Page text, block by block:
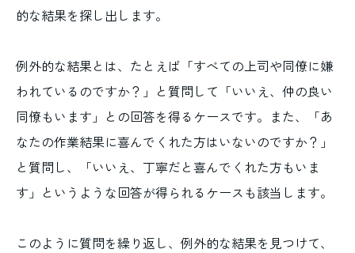
的な結果を探し出します。
例外的な結果とは、たとえば「すべての上司や同僚に嫌
われているのですか？」と質問して「いいえ、仲の良い
同僚もいます」との回答を得るケースです。また、「あ
なたの作業結果に喜んでくれた方はいないのですか？」
と質問し、「いいえ、丁寧だと喜んでくれた方もいま
す」というような回答が得られるケースも該当します。
このように質問を繰り返し、例外的な結果を見つけて、